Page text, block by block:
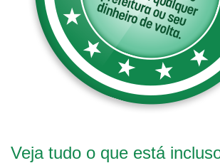
Veja tudo o que está